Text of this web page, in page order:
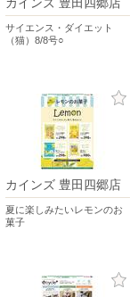
サイエンス・ダイエット
（猫）8/8号○
カインズ 豊田四郷店
夏に楽しみたいレモンのお
菓子